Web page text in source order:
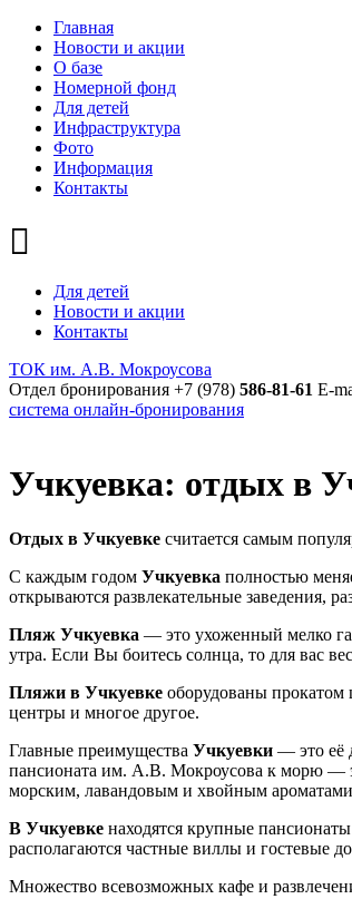
Главная
Новости и акции
О базе
Номерной фонд
Для детей
Инфраструктура
Фото
Информация
Контакты
Для детей
Новости и акции
Контакты
ТОК им. А.В. Мокроусова
Отдел бронирования +7 (978) 586-81-61 E-
система онлайн-бронирования
Учкуевка: отдых в
Отдых в Учкуевке считается самым
С каждым годом Учкуевка полностью
открываются развлекательные заведения,
Пляж Учкуевка — это ухоженный мелко
утра. Если Вы боитесь солнца, то для вас
Пляжи в Учкуевке оборудованы прокатом
центры и многое другое.
Главные преимущества Учкуевки — это её
пансионата им. А.В. Мокроусова к морю —
морским, лавандовым и хвойным
В Учкуевке находятся крупные
располагаются частные виллы и гостевые
Множество всевозможных кафе и